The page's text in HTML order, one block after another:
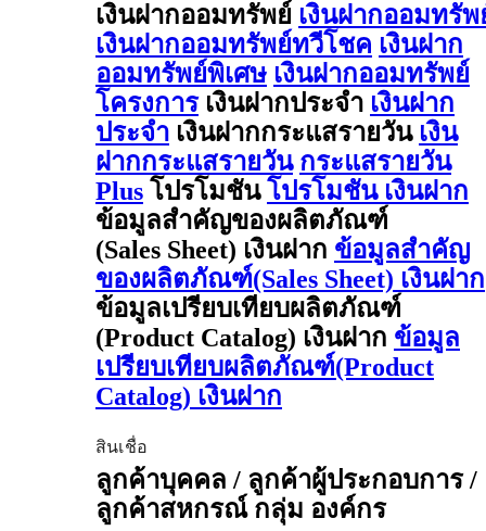
เงินฝากออมทรัพย์ เงินฝากออมทรัพ
เงินฝากออมทรัพย์ทวีโชค เงินฝาก
ออมทรัพย์พิเศษ เงินฝากออมทรัพย์
โครงการ เงินฝากประจำ เงินฝาก
ประจำ เงินฝากกระแสรายวัน เงิน
ฝากกระแสรายวัน กระแสรายวัน
Plus โปรโมชัน โปรโมชัน เงินฝาก
ข้อมูลสำคัญของผลิตภัณฑ์
(Sales Sheet) เงินฝาก ข้อมูลสำคัญ
ของผลิตภัณฑ์(Sales Sheet) เงินฝาก
ข้อมูลเปรียบเทียบผลิตภัณฑ์
(Product Catalog) เงินฝาก ข้อมูล
เปรียบเทียบผลิตภัณฑ์(Product
Catalog) เงินฝาก
สินเชื่อ
ลูกค้าบุคคล / ลูกค้าผู้ประกอบการ /
ลูกค้าสหกรณ์ กลุ่ม องค์กร